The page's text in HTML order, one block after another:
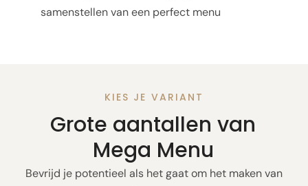
samenstellen van een perfect menu
KIES JE VARIANT
Grote aantallen van
Mega Menu
Bevrijd je potentieel als het gaat om het maken van